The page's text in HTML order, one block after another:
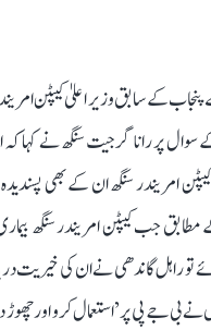
کے سابق وزیر اعلیٰ کیپٹن امریندر
سوال پر رانا گرجیت سنگھ نے کہا
امریندر سنگھ ان کے بھی پسندیدہ
جب کیپٹن امریندر سنگھ
راہل گاندھی نے ان کی خیریت
نے بی جے پی پر ’استعمال کرو اور